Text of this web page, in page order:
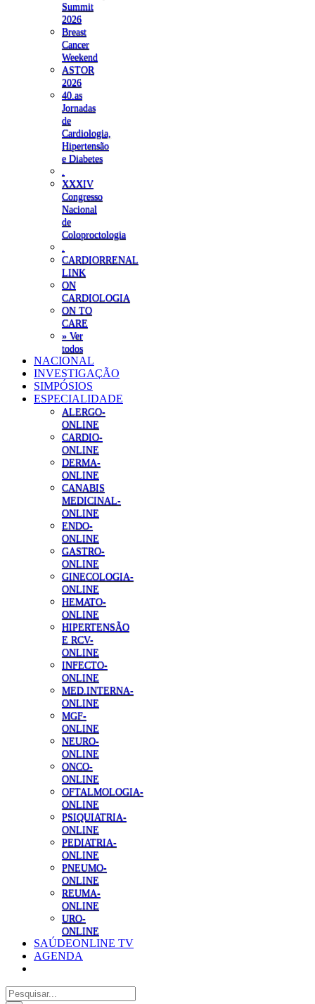
Summit
2026
Breast
Cancer
Weekend
ASTOR
2026
40.as
Jornadas
de
Cardiologia,
Hipertensão
e Diabetes
XXXIV
Congresso
Nacional
de
Coloproctologia
CARDIORRENAL
LINK
ON
CARDIOLOGIA
ON TO
CARE
» Ver
todos
NACIONAL
INVESTIGAÇÃO
SIMPÓSIOS
ESPECIALIDADE
ALERGO-
ONLINE
CARDIO-
ONLINE
DERMA-
ONLINE
CANABIS
MEDICINAL-
ONLINE
ENDO-
ONLINE
GASTRO-
ONLINE
GINECOLOGIA-
ONLINE
HEMATO-
ONLINE
HIPERTENSÃO
E RCV-
ONLINE
INFECTO-
ONLINE
MED.INTERNA-
ONLINE
MGF-
ONLINE
NEURO-
ONLINE
ONCO-
ONLINE
OFTALMOLOGIA-
ONLINE
PSIQUIATRIA-
ONLINE
PEDIATRIA-
ONLINE
PNEUMO-
ONLINE
REUMA-
ONLINE
URO-
ONLINE
SAÚDEONLINE TV
AGENDA
Pesquisar